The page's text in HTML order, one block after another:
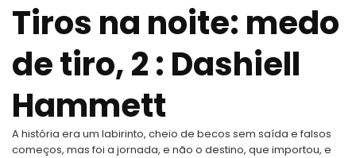
Tiros na noite: medo
de tiro, 2 : Dashiell
Hammett
A história era um labirinto, cheio de becos sem saída e falsos
começos, mas foi a jornada, e não o destino, que importou, e